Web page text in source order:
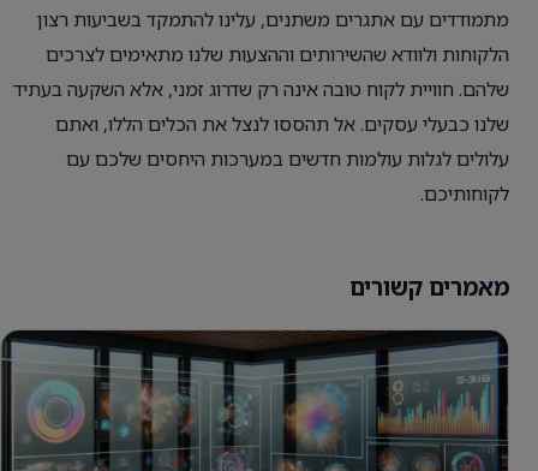
מתמודדים עם אתגרים משתנים, עלינו להתמקד בשביעות רצון
הלקוחות ולוודא שהשירותים וההצעות שלנו מתאימים לצרכים
שלהם. חוויית לקוח טובה אינה רק שדרוג זמני, אלא השקעה בעתיד
שלנו כבעלי עסקים. אל תהססו לנצל את הכלים הללו, ואתם
עלולים לגלות עולמות חדשים במערכות היחסים שלכם עם
לקוחותיכם.
מאמרים קשורים